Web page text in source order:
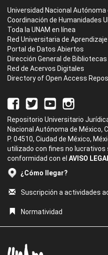
Universidad Nacional Autónoma
Coordinación de Humanidades
Toda la UNAM en línea
Red Universitaria de Aprendizaje
Portal de Datos Abiertos
Dirección General de Bibliotecas
Red de Acervos Digitales
Directory of Open Access
Repositorio Universitario
Nacional Autónoma de México,
P. 04510, Ciudad de México,
utilizado con fines no
conformidad con el AVISO
¿Cómo llegar?
Suscripción a actividades
Normatividad